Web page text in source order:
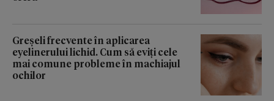
Greșeli frecvente în aplicarea
eyelinerului lichid. Cum să eviți cele
mai comune probleme în machiajul
ochilor